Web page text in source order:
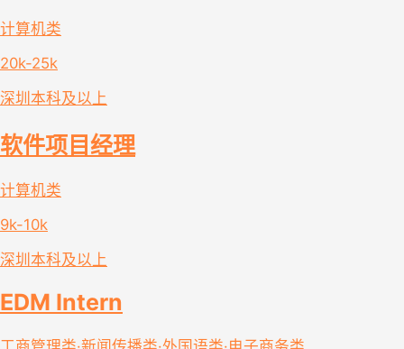
计算机类
20k-25k
深圳 本科及以上
软件项目经理
计算机类
9k-10k
深圳 本科及以上
EDM Intern